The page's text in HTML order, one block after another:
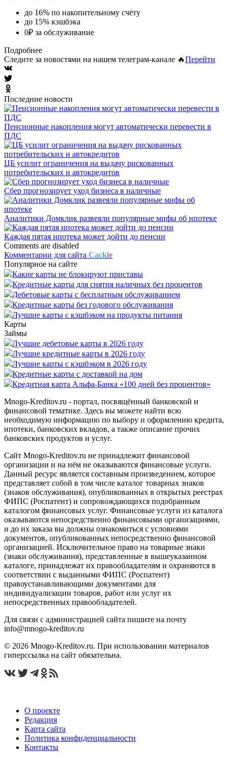
до 16% по накопительному счёту
до 15% кэшбэка
0₽ за обслуживание
Подробнее
Следите за новостями на нашем телеграм-канале 🔥Перейти
Последние новости
Пенсионные накопления могут автоматически перевести в
ПДС
ЦБ усилит ограничения на выдачу рискованных
потребительских и автокредитов
Сбер прогнозирует уход бизнеса в наличные
Аналитики Домклик развеяли популярные мифы об ипотеке
Каждая пятая ипотека может дойти до пенсии
Comments are disabled
Комментарии для сайта Cackle
Популярное на сайте
Какие карты не блокируют приставы
Кредитные карты для снятия наличных без процентов
Дебетовые карты с бесплатным обслуживанием
Кредитные карты без годового обслуживания
Лучшие карты с кэшбэком на продукты питания
Карты
Займы
Лучшие дебетовые карты в 2026 году
Лучшие кредитные карты в 2026 году
Лучшие карты с кэшбэком в 2026 году
Кредитные карты с доставкой на дом
Кредитная карта Альфа-Банка «100 дней без процентов»
Mnogo-Kreditov.ru - портал, посвящённый банковской и
финансовой тематике. Здесь вы можете найти всю
необходимую информацию по выбору и оформлению кредита,
ипотеки, банковских вкладов, а также описание прочих
банковских продуктов и услуг.
Сайт Mnogo-Kreditov.ru не принадлежит финансовой
организации и на нём не оказываются финансовые услуги.
Данный ресурс является составным произведением, которое
представляет собой в том числе каталог товарных знаков
(знаков обслуживания), опубликованных в открытых реестрах
ФИПС (Роспатент) и сопровождающихся подобранным
каталогом финансовых услуг. Финансовые услуги из каталога
оказываются непосредственно финансовыми организациями,
и до их заказа вы должны ознакомиться с условиями
документов, опубликованных непосредственно финансовой
организацией. Исключительное право на товарные знаки
(знаки обслуживания), представленные в вышеуказанном
каталоге, принадлежат их правообладателям и охраняются в
соответствии с выданными ФИПС (Роспатент)
правоустанавливающими документами для
индивидуализации товаров, работ или услуг их
непосредственных правообладателей.
Для связи с администрацией сайта пишите на почту
info@mnogo-kreditov.ru
© 2026 Mnogo-Kreditov.ru. При использовании материалов
гиперссылка на сайт обязательна.
О проекте
Редакция
Карта сайта
Политика конфиденциальности
Контакты